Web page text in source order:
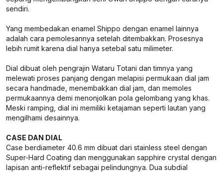
sendiri.
Yang membedakan enamel Shippo dengan enamel lainnya
adalah cara pemolesannya setelah ditembakkan. Prosesnya
lebih rumit karena dial hanya setebal satu milimeter.
Dial dibuat oleh pengrajin Wataru Totani dan timnya yang
melewati proses panjang dengan melapisi permukaan dial jam
secara handmade, menembakkan dial jam, dan memoles
permukaannya demi menonjolkan pola gelombang yang khas.
Meski ramping, dial ini memiliki ketajaman seperti lautan yang
mengilhami desainnya.
CASE DAN DIAL
Case berdiameter 40.6 mm dibuat dari stainless steel dengan
Super-Hard Coating dan menggunakan sapphire crystal dengan
lapisan anti-reflektif sebagai pelindungnya. Dua subdial